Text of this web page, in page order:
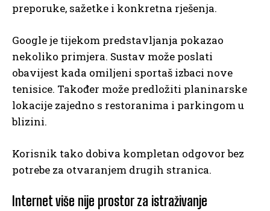
preporuke, sažetke i konkretna rješenja.
Google je tijekom predstavljanja pokazao
nekoliko primjera. Sustav može poslati
obavijest kada omiljeni sportaš izbaci nove
tenisice. Također može predložiti planinarske
lokacije zajedno s restoranima i parkingom u
blizini.
Korisnik tako dobiva kompletan odgovor bez
potrebe za otvaranjem drugih stranica.
Internet više nije prostor za istraživanje